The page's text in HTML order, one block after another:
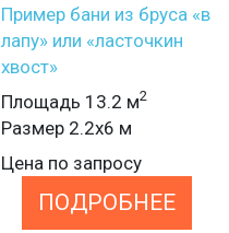
Пример бани из бруса «в
лапу» или «ласточкин
хвост»
Площадь 13.2 м2
Размер 2.2х6 м
Цена по запросу
ПОДРОБНЕЕ